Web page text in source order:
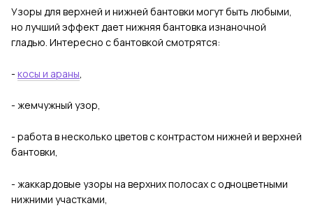
Узоры для верхней и нижней бантовки могут быть любыми,
но лучший эффект дает нижняя бантовка изнаночной
гладью. Интересно с бантовкой смотрятся:
- косы и араны,
- жемчужный узор,
- работа в несколько цветов с контрастом нижней и верхней
бантовки,
- жаккардовые узоры на верхних полосах с одноцветными
нижними участками,